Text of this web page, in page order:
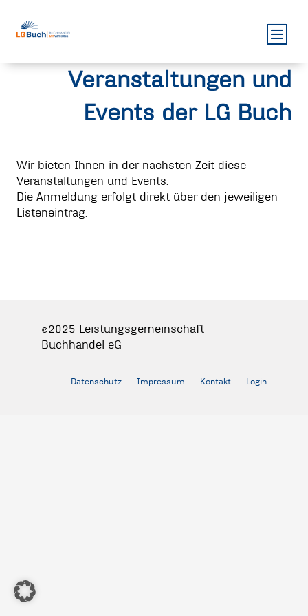
Veranstaltungen und
Events der LG Buch
Wir bieten Ihnen in der nächsten Zeit diese
Veranstaltungen und Events.
Die Anmeldung erfolgt direkt über den jeweiligen
Listeneintrag.
©2025 Leistungsgemeinschaft
Buchhandel eG
Datenschutz Impressum Kontakt Login